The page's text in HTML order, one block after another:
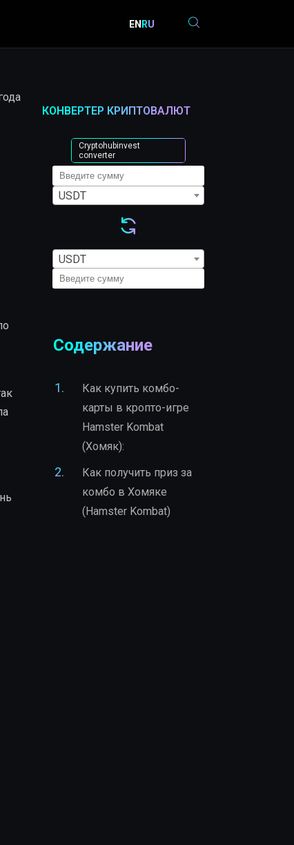
EN RU
КОНВЕРТЕР КРИПТОВАЛЮТ
USDT
USDT
Cryptohubinvest
converter
Содержание
Как купить комбо-
карты в кропто-игре
Hamster Kombat
(Хомяк):
Как получить приз за
комбо в Хомяке
(Hamster Kombat)